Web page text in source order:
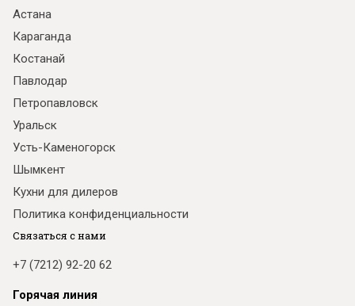
Астана
Караганда
Костанай
Павлодар
Петропавловск
Уральск
Усть-Каменогорск
Шымкент
Кухни для дилеров
Политика конфиденциальности
Связаться с нами
+7 (7212) 92-20 62
Горячая линия